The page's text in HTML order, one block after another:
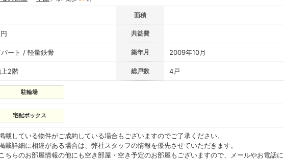
面積
円 共益費
パート / 軽量鉄骨 築年月 2009年10月
2階 総戸数 4戸
駐輪場
宅配ボックス
載している物件がご成約している場合もございますのでご了承ください。
載詳細に相違がある場合は、弊社スタッフの情報を優先させていただきます。
ちらのお部屋情報の他にも空き部屋・空き予定のお部屋もございますので、メールやお電話に